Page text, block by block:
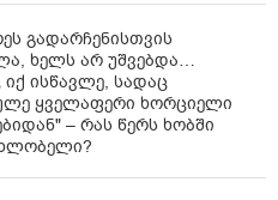
გადარჩენისთვის
ხელს არ უშვებდა…
იქ ისწავლე, სადაც
ყველაფერი ხორციელი
– რას წერს ხობში